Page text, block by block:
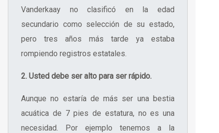
Vanderkaay no clasificó en la edad
secundario como selección de su estado,
pero tres años más tarde ya estaba
rompiendo registros estatales.
2. Usted debe ser alto para ser rápido.
Aunque no estaría de más ser una bestia
acuática de 7 pies de estatura, no es una
necesidad. Por ejemplo tenemos a la